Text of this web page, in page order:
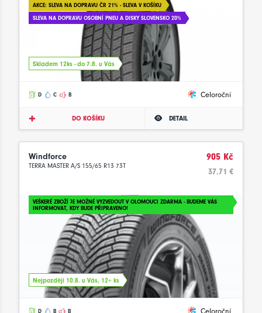
AKCE: SLEVA NA DOPRAVU ČR 21% - SLEVA V KOŠÍKU
SLEVA NA DOPRAVU OSOBNÍ PNEU A DISKY SLOVENSKO 20%
Skladem 12ks - do 7.8. u Vás
D C B Celoroční
DO KOŠÍKU DETAIL
Windforce
TERRA MASTER A/S 155/65 R13 73T
905 Kč
37.71 €
VEŠKERÉ ZBOŽÍ JE MOŽNÉ VYZVEDOUT V OLOMOUCI ZDARMA - BUDEME VÁS
INFORMOVAT, KDY BUDE PŘIPRAVENO!
Nejpozději 10.8. u Vás, 12+ ks
D B B Celoroční